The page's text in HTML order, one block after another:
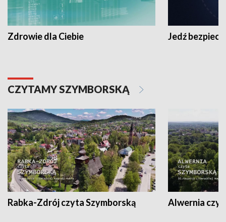
Zdrowie dla Ciebie Jedź
CZYTAMY SZYMBORSKĄ
Rabka-Zdrój czyta Szymborską Alwernia